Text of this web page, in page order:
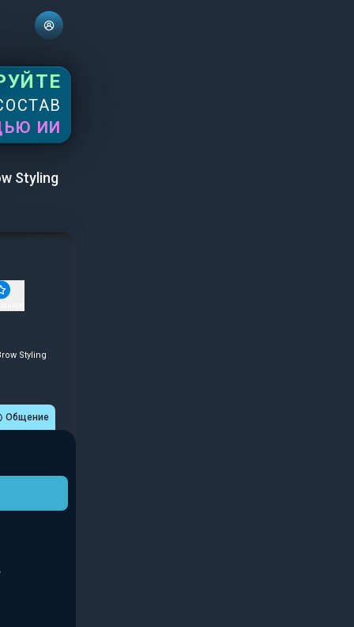
ИИ
Styling
Styling
Общение